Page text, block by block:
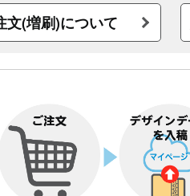
文(増刷)について